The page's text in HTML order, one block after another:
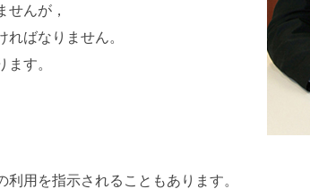
せんが，
ばなりません。
す。
用を指示されることもあります。